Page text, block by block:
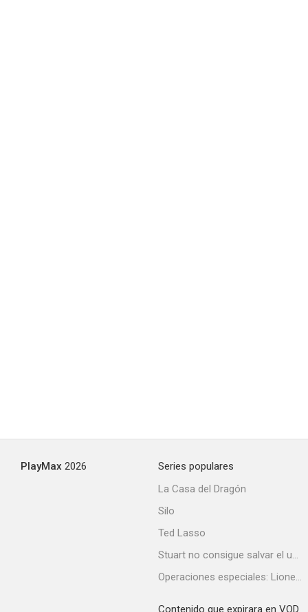
PlayMax 2026
Series populares
La Casa del Dragón
Silo
Ted Lasso
Stuart no consigue salvar el universo
Operaciones especiales: Lioness
Contenido que expirara en VOD